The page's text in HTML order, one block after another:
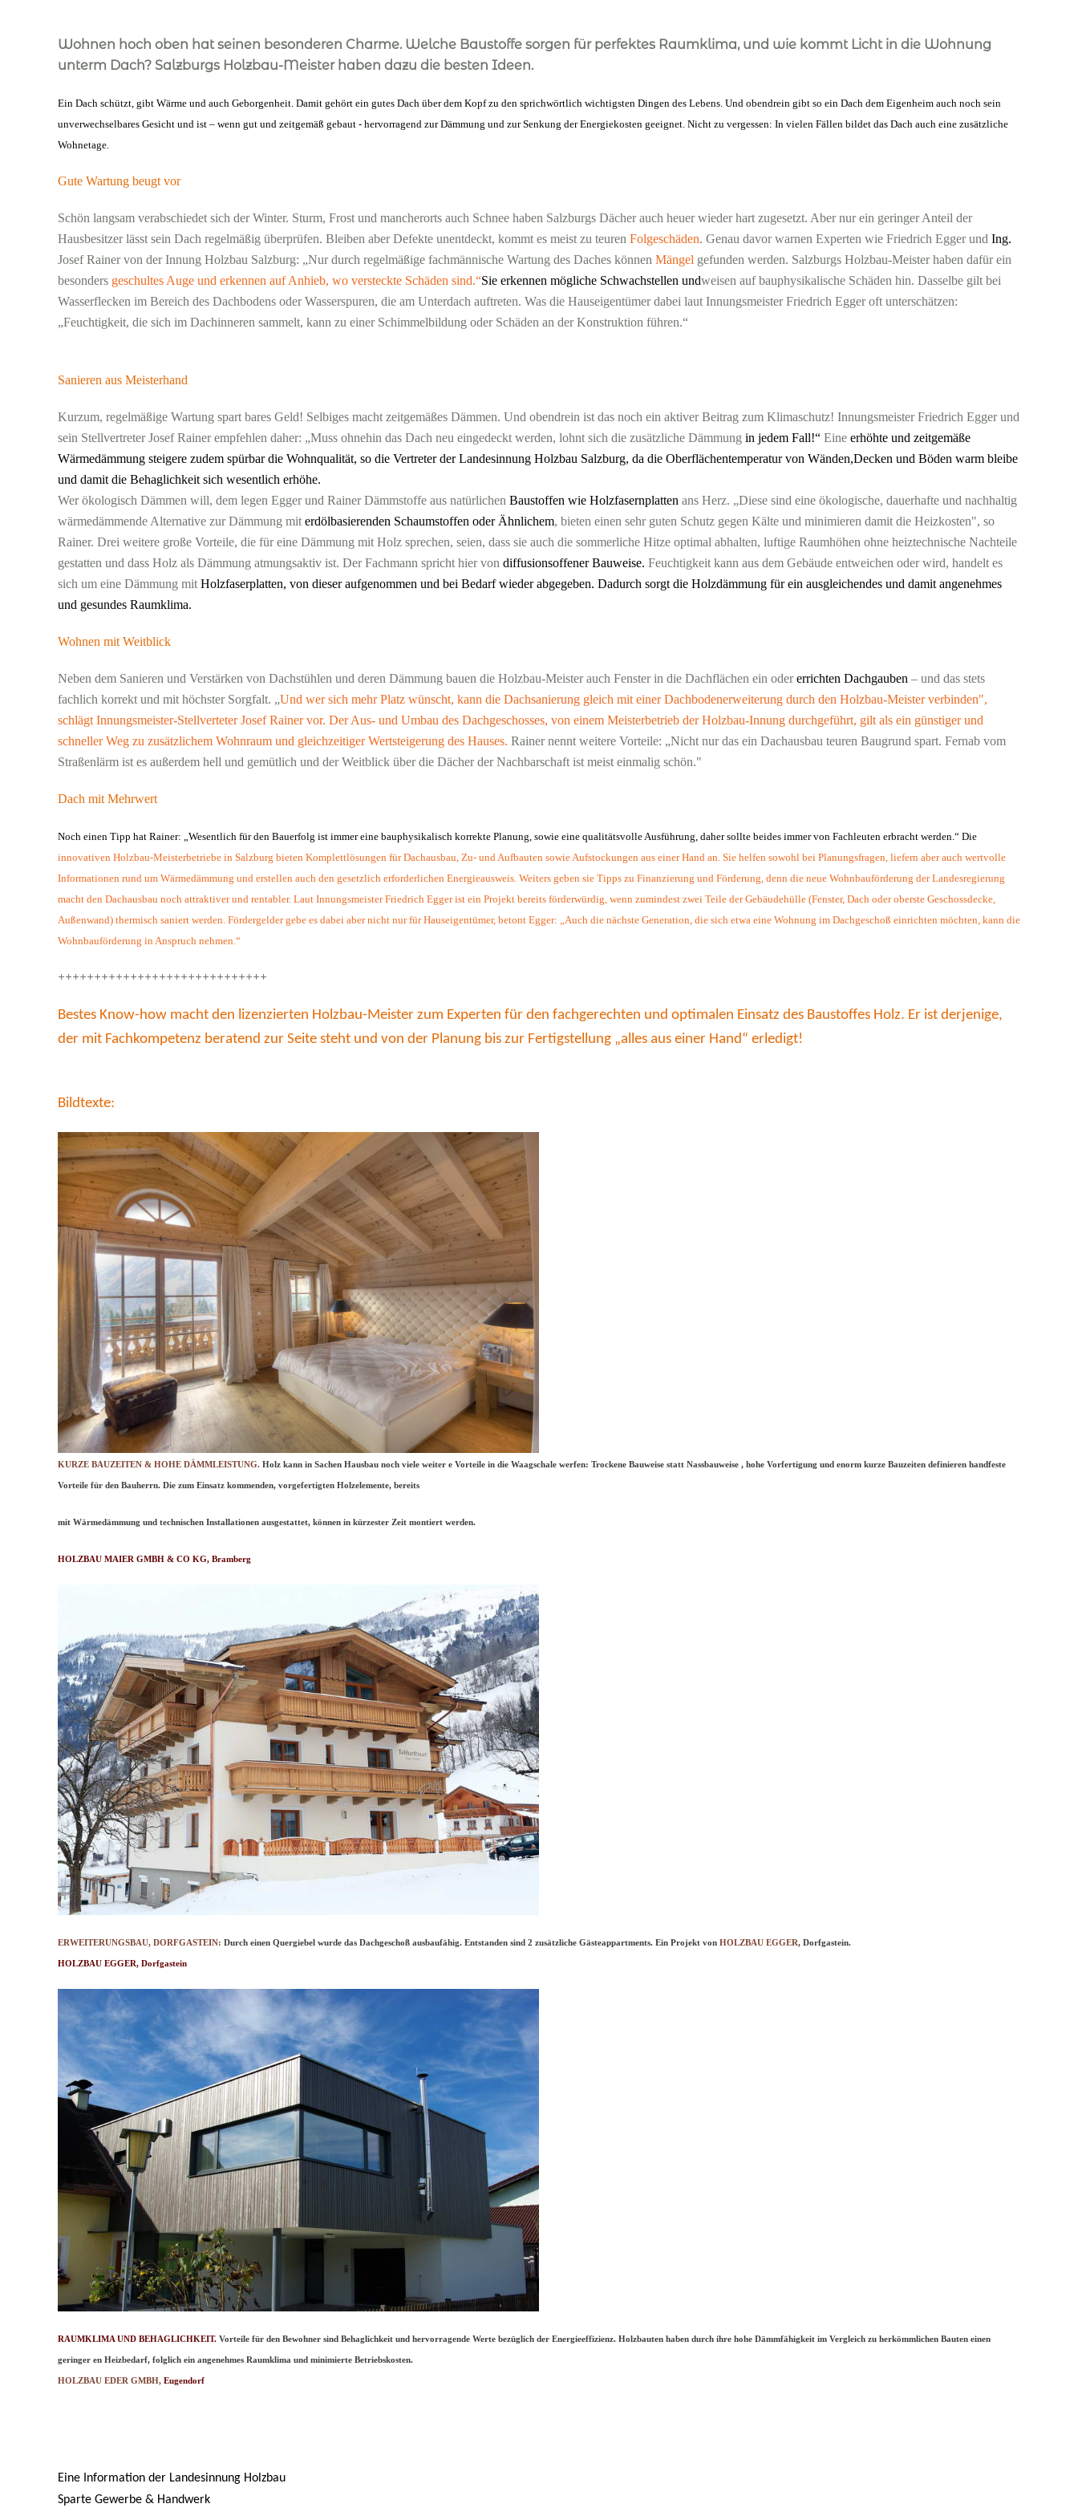
Wohnen hoch oben hat seinen besonderen Charme. Welche Baustoffe sorgen für perfektes Raumklima, und wie kommt Licht in die Wohnung
unterm Dach? Salzburgs Holzbau-Meister haben dazu die besten Ideen.
Ein Dach schützt, gibt Wärme und auch Geborgenheit. Damit gehört ein gutes Dach über dem Kopf zu den sprichwörtlich wichtigsten Dingen des Lebens. Und obendrein gibt so ein Dach dem Eigenheim auch noch sein
unverwechselbares Gesicht und ist – wenn gut und zeitgemäß gebaut - hervorragend zur Dämmung und zur Senkung der Energiekosten geeignet. Nicht zu vergessen: In vielen Fällen bildet das Dach auch eine zusätzliche
Wohnetage.
Gute Wartung beugt vor
Schön langsam verabschiedet sich der Winter. Sturm, Frost und mancherorts auch Schnee haben Salzburgs Dächer auch heuer wieder hart zugesetzt. Aber nur ein geringer Anteil der
Hausbesitzer lässt sein Dach regelmäßig überprüfen. Bleiben aber Defekte unentdeckt, kommt es meist zu teuren Folgeschäden. Genau davor warnen Experten wie Friedrich Egger und Ing.
Josef Rainer von der Innung Holzbau Salzburg: „Nur durch regelmäßige fachmännische Wartung des Daches können Mängel gefunden werden. Salzburgs Holzbau-Meister haben dafür ein
besonders geschultes Auge und erkennen auf Anhieb, wo versteckte Schäden sind.“Sie erkennen mögliche Schwachstellen undweisen auf bauphysikalische Schäden hin. Dasselbe gilt bei
Wasserflecken im Bereich des Dachbodens oder Wasserspuren, die am Unterdach auftreten. Was die Hauseigentümer dabei laut Innungsmeister Friedrich Egger oft unterschätzen:
„Feuchtigkeit, die sich im Dachinneren sammelt, kann zu einer Schimmelbildung oder Schäden an der Konstruktion führen.“
Sanieren aus Meisterhand
Kurzum, regelmäßige Wartung spart bares Geld! Selbiges macht zeitgemäßes Dämmen. Und obendrein ist das noch ein aktiver Beitrag zum Klimaschutz! Innungsmeister Friedrich Egger und
sein Stellvertreter Josef Rainer empfehlen daher: „Muss ohnehin das Dach neu eingedeckt werden, lohnt sich die zusätzliche Dämmung in jedem Fall!“ Eine erhöhte und zeitgemäße
Wärmedämmung steigere zudem spürbar die Wohnqualität, so die Vertreter der Landesinnung Holzbau Salzburg, da die Oberflächentemperatur von Wänden,Decken und Böden warm bleibe
und damit die Behaglichkeit sich wesentlich erhöhe.
Wer ökologisch Dämmen will, dem legen Egger und Rainer Dämmstoffe aus natürlichen Baustoffen wie Holzfasernplatten ans Herz. „Diese sind eine ökologische, dauerhafte und nachhaltig
wärmedämmende Alternative zur Dämmung mit erdölbasierenden Schaumstoffen oder Ähnlichem, bieten einen sehr guten Schutz gegen Kälte und minimieren damit die Heizkosten", so
Rainer. Drei weitere große Vorteile, die für eine Dämmung mit Holz sprechen, seien, dass sie auch die sommerliche Hitze optimal abhalten, luftige Raumhöhen ohne heiztechnische Nachteile
gestatten und dass Holz als Dämmung atmungsaktiv ist. Der Fachmann spricht hier von diffusionsoffener Bauweise. Feuchtigkeit kann aus dem Gebäude entweichen oder wird, handelt es
sich um eine Dämmung mit Holzfaserplatten, von dieser aufgenommen und bei Bedarf wieder abgegeben. Dadurch sorgt die Holzdämmung für ein ausgleichendes und damit angenehmes
und gesundes Raumklima.
Wohnen mit Weitblick
Neben dem Sanieren und Verstärken von Dachstühlen und deren Dämmung bauen die Holzbau-Meister auch Fenster in die Dachflächen ein odererrichten Dachgauben – und das stets
fachlich korrekt und mit höchster Sorgfalt. „Und wer sich mehr Platz wünscht, kann die Dachsanierung gleich mit einer Dachbodenerweiterung durch den Holzbau-Meister verbinden",
schlägt Innungsmeister-Stellverteter Josef Rainer vor. Der Aus- und Umbau des Dachgeschosses, von einem Meisterbetrieb der Holzbau-Innung durchgeführt, gilt als ein günstiger und
schneller Weg zu zusätzlichem Wohnraum und gleichzeitiger Wertsteigerung des Hauses. Rainer nennt weitere Vorteile: „Nicht nur das ein Dachausbau teuren Baugrund spart. Fernab vom
Straßenlärm ist es außerdem hell und gemütlich und der Weitblick über die Dächer der Nachbarschaft ist meist einmalig schön."
Dach mit Mehrwert
Noch einen Tipp hat Rainer: „Wesentlich für den Bauerfolg ist immer eine bauphysikalisch korrekte Planung, sowie eine qualitätsvolle Ausführung, daher sollte beides immer von Fachleuten erbracht werden.“ Die
innovativen Holzbau-Meisterbetriebe in Salzburg bieten Komplettlösungen für Dachausbau, Zu- und Aufbauten sowie Aufstockungen aus einer Hand an. Sie helfen sowohl bei Planungsfragen, liefern aber auch wertvolle
Informationen rund um Wärmedämmung und erstellen auch den gesetzlich erforderlichen Energieausweis. Weiters geben sie Tipps zu Finanzierung und Förderung, denn die neue Wohnbauförderung der Landesregierung
macht den Dachausbau noch attraktiver und rentabler. Laut Innungsmeister Friedrich Egger ist ein Projekt bereits förderwürdig, wenn zumindest zwei Teile der Gebäudehülle (Fenster, Dach oder oberste Geschossdecke,
Außenwand) thermisch saniert werden. Fördergelder gebe es dabei aber nicht nur für Hauseigentümer, betont Egger: „Auch die nächste Generation, die sich etwa eine Wohnung im Dachgeschoß einrichten möchten, kann die
Wohnbauförderung in Anspruch nehmen.“
+++++++++++++++++++++++++++++
Bestes Know-how macht den lizenzierten Holzbau-Meister zum Experten für den fachgerechten und optimalen Einsatz des Baustoffes Holz. Er ist derjenige,
der mit Fachkompetenz beratend zur Seite steht und von der Planung bis zur Fertigstellung „alles aus einer Hand“ erledigt!
Bildtexte:
KURZE BAUZEITEN & HOHE DÄMMLEISTUNG. Holz kann in Sachen Hausbau noch viele weiter e Vorteile in die Waagschale werfen: Trockene Bauweise statt Nassbauweise , hohe Vorfertigung und enorm kurze Bauzeiten definieren handfeste
Vorteile für den Bauherrn. Die zum Einsatz kommenden, vorgefertigten Holzelemente, bereits
mit Wärmedämmung und technischen Installationen ausgestattet, können in kürzester Zeit montiert werden.
HOLZBAU MAIER GMBH & CO KG, Bramberg
ERWEITERUNGSBAU, DORFGASTEIN: Durch einen Quergiebel wurde das Dachgeschoß ausbaufähig. Entstanden sind 2 zusätzliche Gästeappartments. Ein Projekt von HOLZBAU EGGER, Dorfgastein.
HOLZBAU EGGER, Dorfgastein
RAUMKLIMA UND BEHAGLICHKEIT. Vorteile für den Bewohner sind Behaglichkeit und hervorragende Werte bezüglich der Energieeffizienz. Holzbauten haben durch ihre hohe Dämmfähigkeit im Vergleich zu herkömmlichen Bauten einen
geringer en Heizbedarf, folglich ein angenehmes Raumklima und minimierte Betriebskosten.
HOLZBAU EDER GMBH, Eugendorf
Eine Information der Landesinnung Holzbau
Sparte Gewerbe & Handwerk